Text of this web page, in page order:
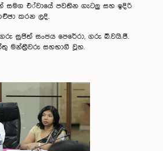
සමග එ්වායේ පවතින ගැටලු සහ ඉදිරි
කරන ලදි.
සුජිත් සංජය පෙරේරා, ගරු බී.වයි.ජී.
මන්ත්‍රීවරු සහභාගී වූහ.